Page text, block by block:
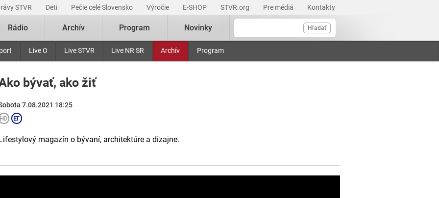
STVR Deti Pečie celé Slovensko Výročie E-SHOP STVR.org Pre médiá Kontakty
Hľadať
Live O Live STVR Live NR SR Archív Program
Rádio Archív Program Novinky
bývať, ako žiť
7.08.2021 18:25
magazín o bývaní, architektúre a dizajne.